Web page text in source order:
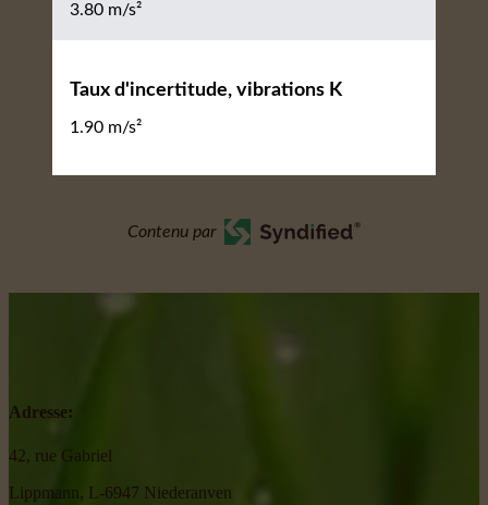
3.80 m/s²
Taux d'incertitude, vibrations K
1.90 m/s²
Contenu par
Adresse:
42, rue Gabriel
Lippmann, L-6947 Niederanven